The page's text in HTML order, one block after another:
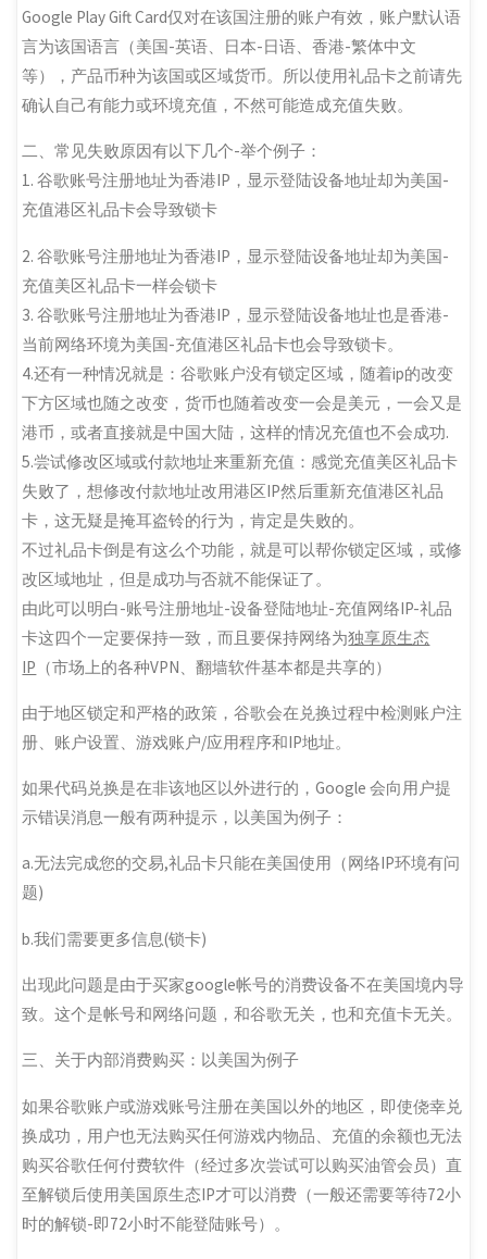
Google Play Gift Card仅对在该国注册的账户有效，账户默认语
言为该国语言（美国-英语、日本-日语、香港-繁体中文
等），产品币种为该国或区域货币。所以使用礼品卡之前请先
确认自己有能力或环境充值，不然可能造成充值失败。
二、常见失败原因有以下几个-举个例子：
1.谷歌账号注册地址为香港IP，显示登陆设备地址却为美国-
充值港区礼品卡会导致锁卡
2. 谷歌账号注册地址为香港IP，显示登陆设备地址却为美国-
充值美区礼品卡一样会锁卡
3.谷歌账号注册地址为香港IP，显示登陆设备地址也是香港-
当前网络环境为美国-充值港区礼品卡也会导致锁卡。
4.还有一种情况就是：谷歌账户没有锁定区域，随着ip的改变
下方区域也随之改变，货币也随着改变一会是美元，一会又是
港币，或者直接就是中国大陆，这样的情况充值也不会成功.
5.尝试修改区域或付款地址来重新充值：感觉充值美区礼品卡
失败了，想修改付款地址改用港区IP然后重新充值港区礼品
卡，这无疑是掩耳盗铃的行为，肯定是失败的。
不过礼品卡倒是有这么个功能，就是可以帮你锁定区域，或修
改区域地址，但是成功与否就不能保证了。
由此可以明白-账号注册地址-设备登陆地址-充值网络IP-礼品
卡这四个一定要保持一致，而且要保持网络为独享原生态
IP （市场上的各种VPN、翻墙软件基本都是共享的）
由于地区锁定和严格的政策，谷歌会在兑换过程中检测账户注
册、账户设置、游戏账户/应用程序和IP地址。
如果代码兑换是在非该地区以外进行的，Google 会向用户提
示错误消息一般有两种提示， 以美国为例子 ：
a.无法完成您的交易,礼品卡只能在美国使用（网络IP环境有问
题)
b.我们需要更多信息(锁卡)
出现此问题是由于买家google帐号的消费设备不在美国境内导
致。这个是帐号和网络问题，和谷歌无关，也和充值卡无关。
三、关于内部消费购买：以美国为例子
如果谷歌账户或游戏账号注册在美国以外的地区，即使侥幸兑
换成功，用户也无法购买任何游戏内物品、充值的余额也无法
购买谷歌任何付费软件（经过多次尝试可以购买油管会员）直
至解锁后使用美国原生态IP才可以消费（一般还需要等待72小
时的解锁-即72小时不能登陆账号）。